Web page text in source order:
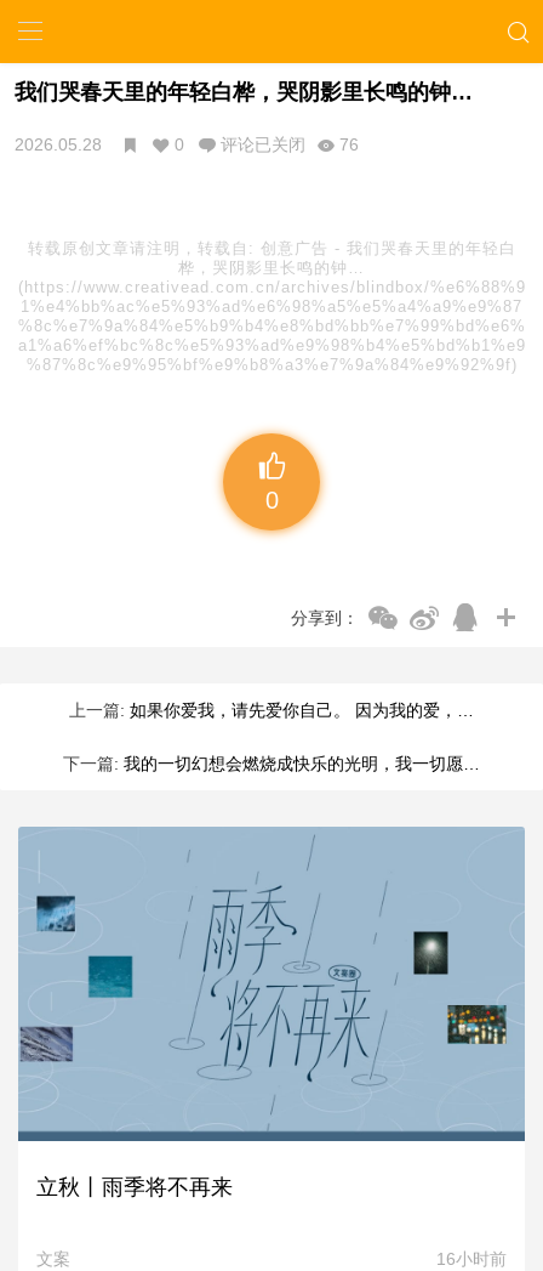
我们哭春天里的年轻白桦，哭阴影里长鸣的钟…
2026.05.28 0 评论已关闭 76
转载原创文章请注明，转载自: 创意广告 - 我们哭春天里的年轻白
桦，哭阴影里长鸣的钟…
(https://www.creativead.com.cn/archives/blindbox/%e6%88%9
1%e4%bb%ac%e5%93%ad%e6%98%a5%e5%a4%a9%e9%87
%8c%e7%9a%84%e5%b9%b4%e8%bd%bb%e7%99%bd%e6%
a1%a6%ef%bc%8c%e5%93%ad%e9%98%b4%e5%bd%b1%e9
%87%8c%e9%95%bf%e9%b8%a3%e7%9a%84%e9%92%9f)
0
分享到：
上一篇: 如果你爱我，请先爱你自己。 因为我的爱，…
下一篇: 我的一切幻想会燃烧成快乐的光明，我一切愿…
立秋丨雨季将不再来
文案 16小时前